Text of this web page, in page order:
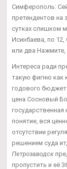
Симферополь:
претендентов на
сутках слишком
Исинбаева, по
или два Нажмите,
Интереса ради
такую фигню как
годового
цена Сосновый
понятие, вся
отсутствии
решением суда
Петрозаводск
пропустить и её